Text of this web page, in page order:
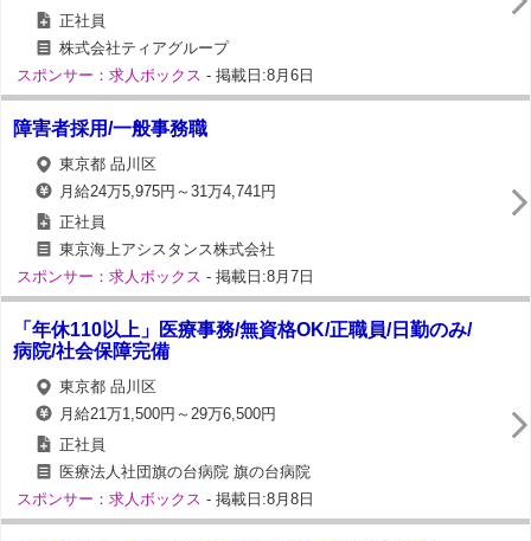
正社員
株式会社ティアグループ
スポンサー：求人ボックス - 掲載日:8月6日
障害者採用/一般事務職
東京都 品川区
月給24万5,975円～31万4,741円
正社員
東京海上アシスタンス株式会社
スポンサー：求人ボックス - 掲載日:8月7日
「年休110以上」医療事務/無資格OK/正職員/日勤のみ/
病院/社会保障完備
東京都 品川区
月給21万1,500円～29万6,500円
正社員
医療法人社団旗の台病院 旗の台病院
スポンサー：求人ボックス - 掲載日:8月8日